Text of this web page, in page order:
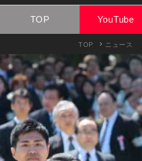
TOP YouTube
TOP ニュース